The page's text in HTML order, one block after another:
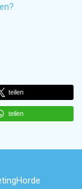
teilen
teilen